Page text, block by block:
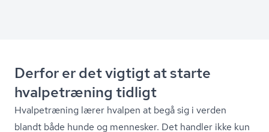
Derfor er det vigtigt at starte
hvalpetræning tidligt
Hvalpetræning lærer hvalpen at begå sig i verden
blandt både hunde og mennesker. Det handler ikke kun